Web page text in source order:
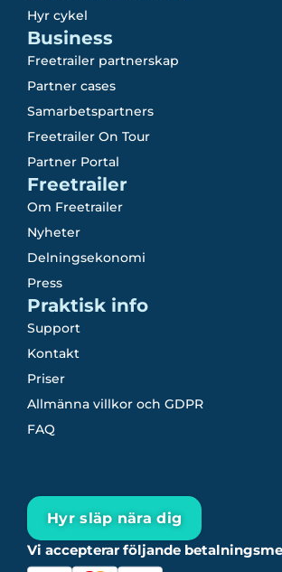
Hyr cykel
Business
Freetrailer partnerskap
Partner cases
Samarbetspartners
Freetrailer On Tour
Partner Portal
Freetrailer
Om Freetrailer
Nyheter
Delningsekonomi
Press
Praktisk info
Support
Kontakt
Priser
Allmänna villkor och GDPR
FAQ
Hyr släp nära dig
Vi accepterar följande